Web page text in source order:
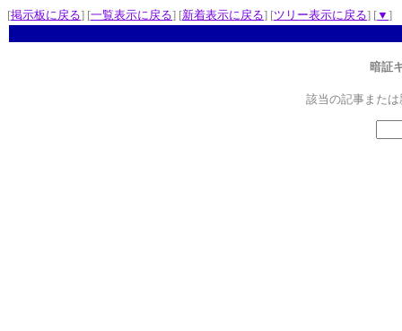
[掲示板に戻る] [一覧表示に戻る] [新着表示に戻る] [ツリー表示に戻る] [▼ ]
暗証
該当の記事また